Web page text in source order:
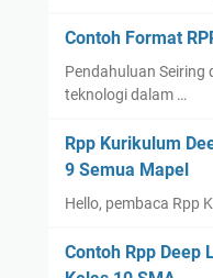
Contoh Format
Pendahuluan Seiring
teknologi dalam …
Rpp Kurikulum
9 Semua Mapel
Hello, pembaca Rpp
Contoh Rpp Deep